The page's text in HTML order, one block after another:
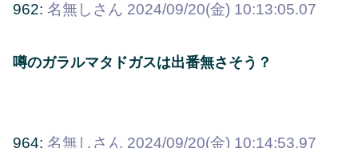
962: 名無しさん 2024/09/20(金) 10:13:05.07
噂のガラルマタドガスは出番無さそう？
964: 名無しさん 2024/09/20(金) 10:14:53.97